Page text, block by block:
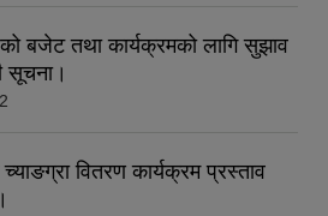
बजेट तथा कार्यक्रमको लागि सुझाव
सूचना।
वितरण कार्यक्रम प्रस्ताव